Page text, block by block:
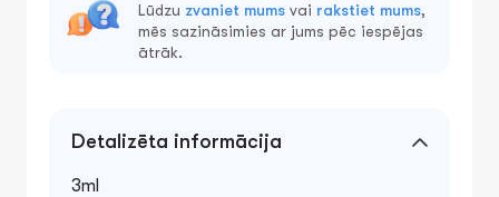
Lūdzu zvaniet mums vai rakstiet mums,
mēs sazināsimies ar jums pēc iespējas
ātrāk.
Detalizēta informācija
3ml